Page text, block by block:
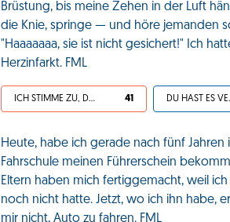
Brüstung, bis meine Zehen in der Luft
die Knie, springe — und höre jemanden
"Haaaaaaa, sie ist nicht gesichert!" Ich
Herzinfarkt. FML
ICH STIMME ZU, DEIN LEBEN IST SCHEISSE 41 DU
Heute, habe ich gerade nach fünf Jahren
Fahrschule meinen Führerschein
Eltern haben mich fertiggemacht, weil
noch nicht hatte. Jetzt, wo ich ihn habe,
mir nicht, Auto zu fahren. FML